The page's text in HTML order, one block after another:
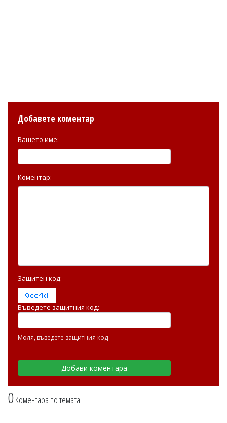
0Коментара по темата
Добавете коментар
Вашето име:
Коментар:
Защитен код:
Въведете защитния код:
Моля, въведете защитния код